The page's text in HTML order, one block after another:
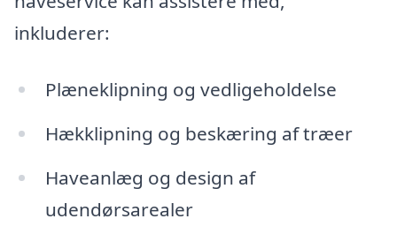
inkluderer:
Plæneklipning og vedligeholdelse
Hækklipning og beskæring af træer
Haveanlæg og design af
udendørsarealer